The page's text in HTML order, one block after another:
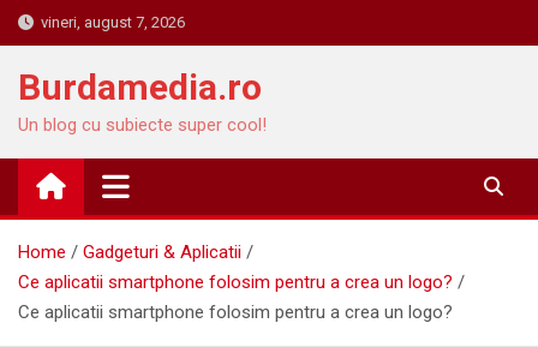
Skip
to
content
vineri, august 7, 2026
Burdamedia.ro
Un blog cu subiecte super cool!
Home
Gadgeturi & Aplicatii
Ce aplicatii smartphone folosim pentru a crea un logo?
Ce aplicatii smartphone folosim pentru a crea un logo?